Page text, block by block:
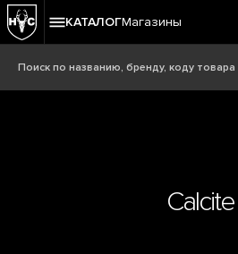
КАТАЛОГМагазины
Calcite